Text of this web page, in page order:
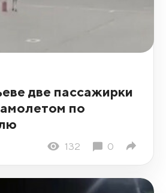
две пассажирки
по
132 0